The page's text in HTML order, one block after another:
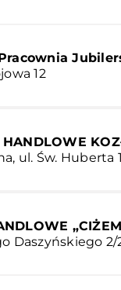
12
HANDLOWE
ul. Św. Huberta
Daszyńskiego 2/